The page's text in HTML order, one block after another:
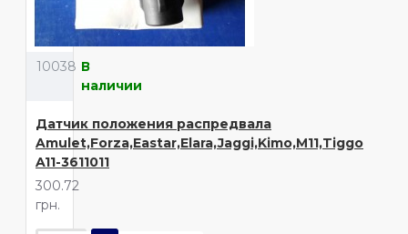
10038 В
наличии
Датчик положения распредвала
Amulet,Forza,Eastar,Elara,Jaggi,Kimo,M11,Tiggo
A11-3611011
300.72
грн.